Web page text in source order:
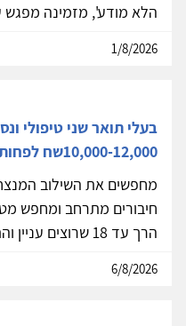
הלא מודע', מזמינה מפגש
1/8/2026
בעלי תואר שני טיפולי
10,000-12,000שח לפחות מחצי משרה אחהצ
מחפשים את השילוב
חיבורים מתרחב ומחפש
הרך עד 18 שרוצים עניין והתפתחות
6/8/2026